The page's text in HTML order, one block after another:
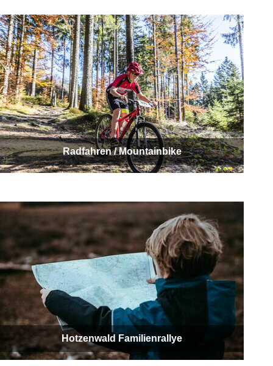
Radfahren / Mountainbike
Hotzenwald Familienrallye